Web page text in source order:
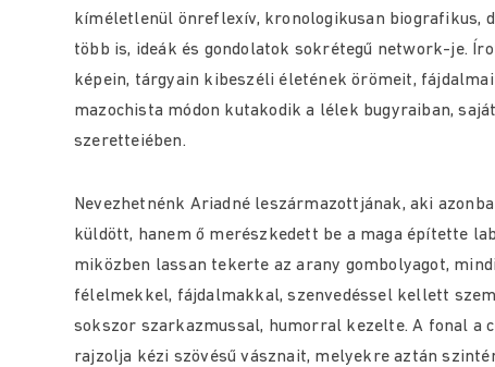
kíméletlenül önreflexív, kronologikusan biografikus,
több is, ideák és gondolatok sokrétegű network-je.
képein, tárgyain kibeszéli életének örömeit,
mazochista módon kutakodik a lélek bugyraiban,
szeretteiében.
Nevezhetnénk Ariadné leszármazottjának, aki
küldött, hanem ő merészkedett be a maga építette
miközben lassan tekerte az arany gombolyagot,
félelmekkel, fájdalmakkal, szenvedéssel kellett
sokszor szarkazmussal, humorral kezelte. A fonal a
rajzolja kézi szövésű vásznait, melyekre aztán